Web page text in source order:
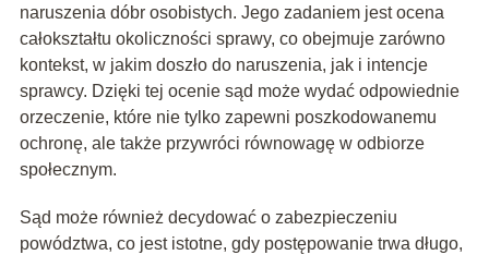
naruszenia dóbr osobistych. Jego zadaniem jest ocena
całokształtu okoliczności sprawy, co obejmuje zarówno
kontekst, w jakim doszło do naruszenia, jak i intencje
sprawcy. Dzięki tej ocenie sąd może wydać odpowiednie
orzeczenie, które nie tylko zapewni poszkodowanemu
ochronę, ale także przywróci równowagę w odbiorze
społecznym.
Sąd może również decydować o zabezpieczeniu
powództwa, co jest istotne, gdy postępowanie trwa długo,